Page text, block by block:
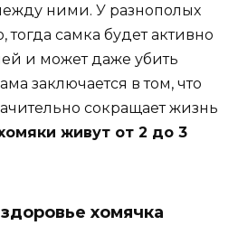
ними. У разнополых
тогда самка будет активно
и может даже убить
заключается в том, что
сокращает жизнь
живут от 2 до 3
хомячка